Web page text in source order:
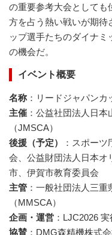
の重要参考大会としても
方を占う熱い戦いが期待
ップ選手たちのダイナ
の機会だ。
イベント概要
名称：リードジャパンカ
主催 ：公益社団法人日
（JMSCA）
後援（予定）
：スポー
会、公益財団法人日本オ
市、伊賀市教育委員会
主管 ：一般社団法人三
（MMSCA）
企画・運営 ：LJC2026
協賛 ：DMG森精機株式